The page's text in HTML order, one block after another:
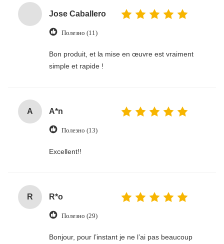
Jose Caballero
Полезно (11)
Bon produit, et la mise en œuvre est vraiment
simple et rapide !
A A*n
Полезно (13)
Excellent!!
R R*o
Полезно (29)
Bonjour, pour l’instant je ne l’ai pas beaucoup